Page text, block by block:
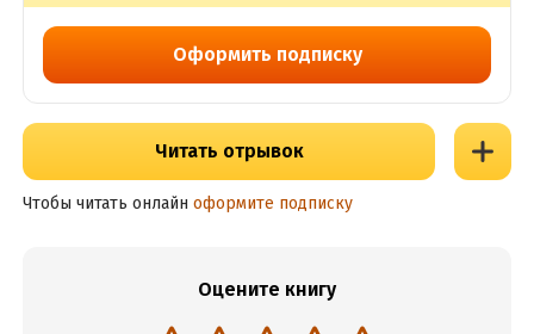
Оформить подписку
Читать отрывок
Чтобы читать онлайн оформите подписку
Оцените книгу